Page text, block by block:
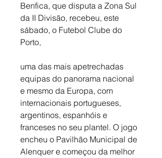
Benfica, que disputa a Zona Sul
da II Divisão, recebeu, este
sábado, o Futebol Clube do
Porto,
uma das mais apetrechadas
equipas do panorama nacional
e mesmo da Europa, com
internacionais portugueses,
argentinos, espanhóis e
franceses no seu plantel. O jogo
encheu o Pavilhão Municipal de
Alenquer e começou da melhor